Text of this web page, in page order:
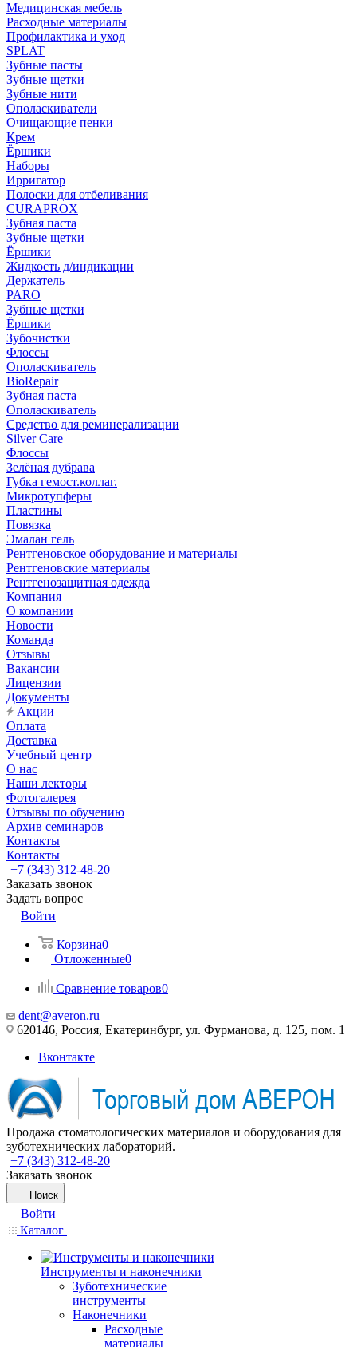
Медицинская мебель
Расходные материалы
Профилактика и уход
SPLAT
Зубные пасты
Зубные щетки
Зубные нити
Ополаскиватели
Очищающие пенки
Крем
Ёршики
Наборы
Ирригатор
Полоски для отбеливания
CURAPROX
Зубная паста
Зубные щетки
Ёршики
Жидкость д/индикации
Держатель
PARO
Зубные щетки
Ёршики
Зубочистки
Флоссы
Ополаскиватель
BioRepair
Зубная паста
Ополаскиватель
Средство для реминерализации
Silver Care
Флоссы
Зелёная дубрава
Губка гемост.коллаг.
Микротупферы
Пластины
Повязка
Эмалан гель
Рентгеновское оборудование и материалы
Рентгеновские материалы
Рентгенозащитная одежда
Компания
О компании
Новости
Команда
Отзывы
Вакансии
Лицензии
Документы
Акции
Оплата
Доставка
Учебный центр
О нас
Наши лекторы
Фотогалерея
Отзывы по обучению
Архив семинаров
Контакты
Контакты
+7 (343) 312-48-20
Заказать звонок
Задать вопрос
Войти
Корзина0
Отложенные0
Сравнение товаров0
dent@averon.ru
620146, Россия, Екатеринбург, ул. Фурманова, д. 125, пом. 1
Вконтакте
Продажа стоматологических материалов и оборудования для
зуботехнических лабораторий.
+7 (343) 312-48-20
Заказать звонок
Поиск
Войти
Каталог
Инструменты и наконечники
Зуботехнические
инструменты
Наконечники
Расходные
материалы